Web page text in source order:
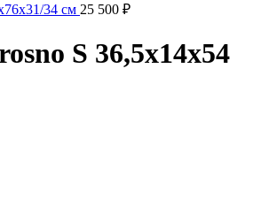
34 см 25 500 ₽
S 36,5x14x54